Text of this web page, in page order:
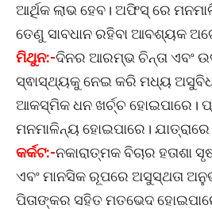
ଆର୍ଥିକ ଲାଭ ହେବ। ଅଫିସ୍ ରେ
ତେଣୁ ସାବଧାନ ରହିବା ଆବଶ୍ୟକ
ମିଥୁନ:-ଦିନର ଆରମ୍ଭ ଚିନ୍ତା ଏବଂ
ସ୍ଵାସ୍ଥ୍ୟକୁ ନେଇ କରି ମଧ୍ୟ
ଆକସ୍ମିକ ଧନ ଖର୍ଚ୍ଚ ହୋଇପାରେ।
ମନମାଳିନ୍ୟ ହୋଇପାରେ।
କର୍କଟ:-ନକାରାତ୍ମକ ବିଚାର ହତାଶା
ଏବଂ ମାନସିକ ରୂପରେ ଅସୁସ୍ଥତା
ପିତାଙ୍କର ସହିତ ମତଭେଦ